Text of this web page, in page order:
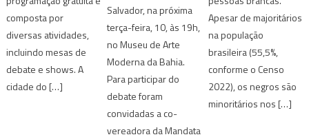
composta por
diversas atividades,
incluindo mesas de
debate e shows. A
cidade do […]
Salvador, na próxima
terça-feira, 10, às 19h,
no Museu de Arte
Moderna da Bahia.
Para participar do
debate foram
convidadas a co-
vereadora da Mandata
Apesar de majoritários
na população
brasileira (55,5%,
conforme o Censo
2022), os negros são
minoritários nos […]